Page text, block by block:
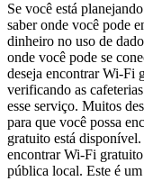
Se você está
saber onde você pode
dinheiro no uso de
onde você pode se
deseja encontrar Wi-Fi
verificando as
esse serviço. Muitos
para que você possa
gratuito está
encontrar Wi-Fi
pública local. Este é